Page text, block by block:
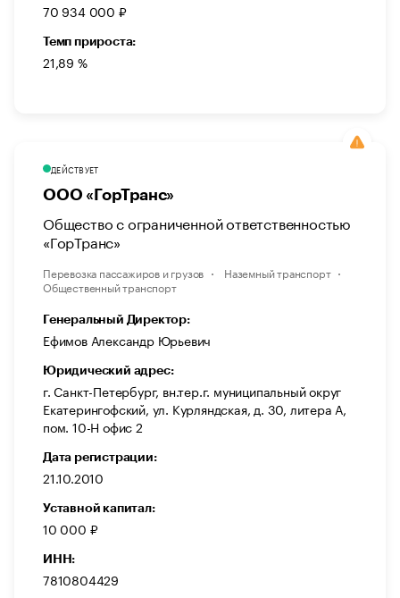
70 934 000 ₽
Темп прироста:
21,89 %
ДЕЙСТВУЕТ
ООО «ГорТранс»
Общество с ограниченной ответственностью
«ГорТранс»
Перевозка пассажиров и грузов
Наземный транспорт
Общественный транспорт
Генеральный Директор:
Ефимов Александр Юрьевич
Юридический адрес:
г. Санкт-Петербург, вн.тер.г. муниципальный округ
Екатерингофский, ул. Курляндская, д. 30, литера А,
пом. 10-Н офис 2
Дата регистрации:
21.10.2010
Уставной капитал:
10 000 ₽
ИНН:
7810804429